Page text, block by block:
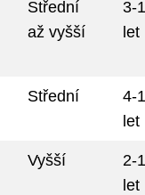
Střední
až vyšší
3-
let
Střední
4-
let
Vyšší
2-
let